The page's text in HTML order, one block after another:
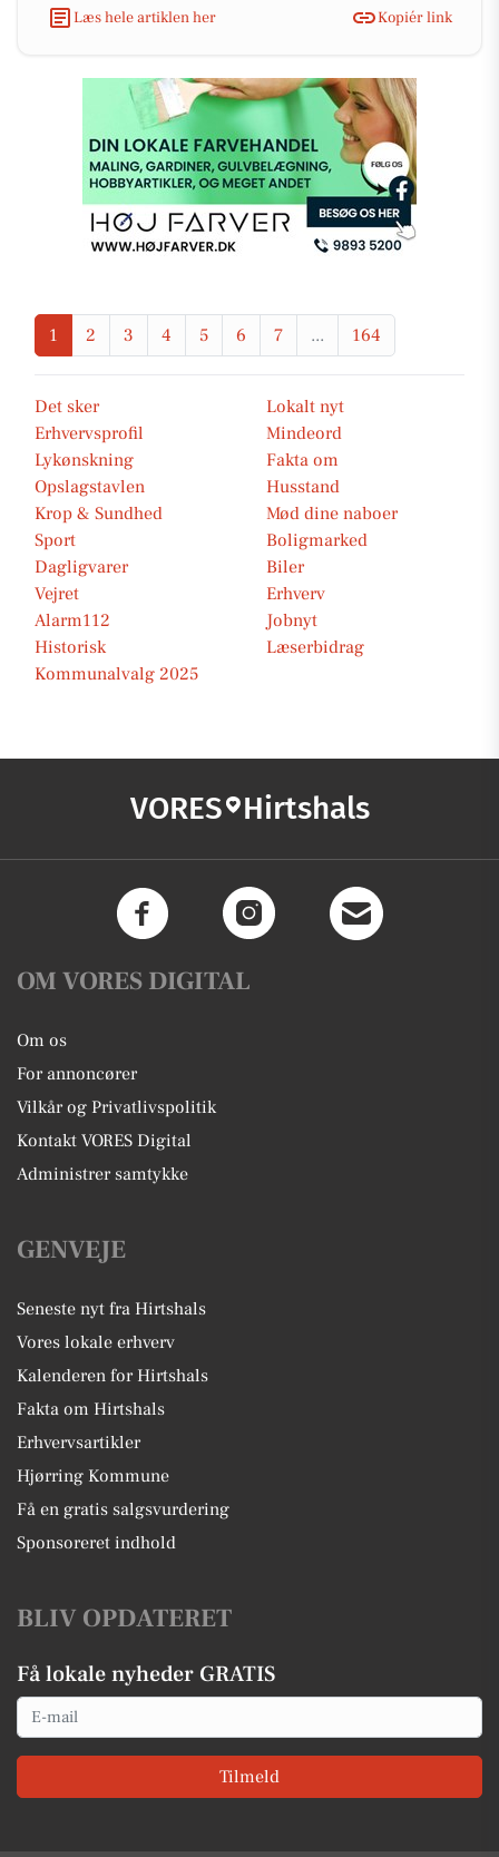
Læs hele artiklen her
Kopiér link
1 2 3 4 5 6 7 ... 164
Det sker
Lokalt nyt
Erhvervsprofil
Mindeord
Lykønskning
Fakta om
Opslagstavlen
Husstand
Krop & Sundhed
Mød dine naboer
Sport
Boligmarked
Dagligvarer
Biler
Vejret
Erhverv
Alarm112
Jobnyt
Historisk
Læserbidrag
Kommunalvalg 2025
VORES Hirtshals
OM VORES DIGITAL
Om os
For annoncører
Vilkår og Privatlivspolitik
Kontakt VORES Digital
Administrer samtykke
GENVEJE
Seneste nyt fra Hirtshals
Vores lokale erhverv
Kalenderen for Hirtshals
Fakta om Hirtshals
Erhvervsartikler
Hjørring Kommune
Få en gratis salgsvurdering
Sponsoreret indhold
BLIV OPDATERET
Få lokale nyheder GRATIS
Email
Tilmeld